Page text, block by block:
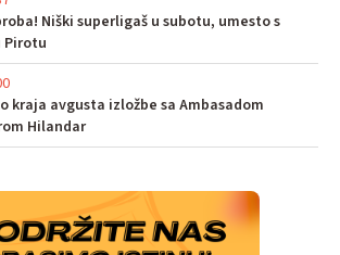
Niški superligaš u subotu, umesto s
Pirotu
kraja avgusta izložbe sa Ambasadom
Hilandar